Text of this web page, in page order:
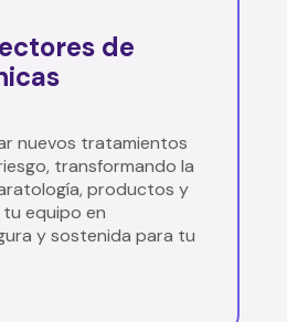
de
nuevos tratamientos
transformando la
productos y
equipo en
y sostenida para tu